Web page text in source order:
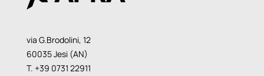
via G.Brodolini, 12
60035 Jesi (AN)
T. +39 0731 22911